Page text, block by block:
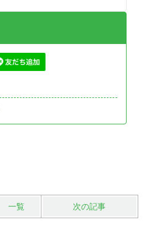
一覧 次の記事